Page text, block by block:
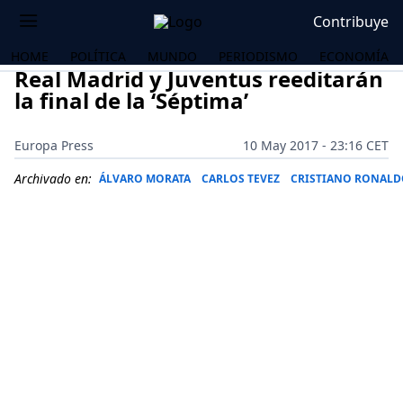
Contribuye
HOME POLÍTICA MUNDO PERIODISMO ECONOMÍA
Real Madrid y Juventus reeditarán
la final de la ‘Séptima’
Europa Press
10 May 2017 - 23:16 CET
Archivado en: ÁLVARO MORATA CARLOS TEVEZ CRISTIANO